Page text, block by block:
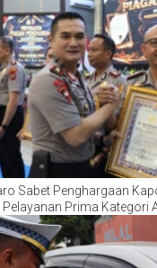
Sabet Penghargaan
Pelayanan Prima Kategori